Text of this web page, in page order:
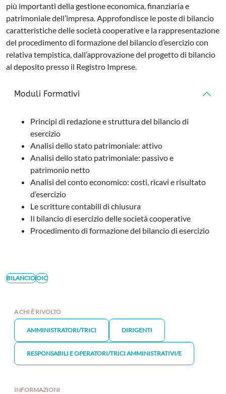
più importanti della gestione economica, finanziaria e
patrimoniale dell’impresa. Approfondisce le poste di bilancio
caratteristiche delle società cooperative e la rappresentazione
del procedimento di formazione del bilancio d’esercizio con
relativa tempistica, dall’approvazione del progetto di bilancio
al deposito presso il Registro Imprese.
Moduli Formativi
Principi di redazione e struttura del bilancio di
esercizio
Analisi dello stato patrimoniale: attivo
Analisi dello stato patrimoniale: passivo e
patrimonio netto
Analisi del conto economico: costi, ricavi e risultato
d’esercizio
Le scritture contabili di chiusura
Il bilancio di esercizio delle società cooperative
Procedimento di formazione del bilancio di esercizio
BILANCIOOIC
A CHI È RIVOLTO
AMMINISTRATORI/TRICI DIRIGENTI
RESPONSABILI E OPERATORI/TRICI AMMINISTRATIVI/E
INFORMAZIONI